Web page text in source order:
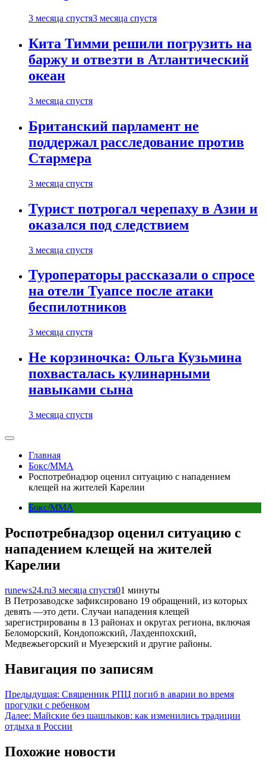
3 месяца спустя3 месяца спустя
Кита Тимми решили погрузить на
баржу и отвезти в Атлантический
океан
3 месяца спустя
Британский парламент не
поддержал расследование против
Стармера
3 месяца спустя
Турист потрогал черепаху в Азии и
оказался под следствием
3 месяца спустя
Туроператоры рассказали о спросе
на отели Туапсе после атаки
беспилотников
3 месяца спустя
Не корзиночка: Ольга Кузьмина
похвасталась кулинарными
навыками сына
3 месяца спустя
Главная
Бокс/MMA
Роспотребнадзор оценил ситуацию с нападением
клещей на жителей Карелии
Бокс/MMA
Роспотребнадзор оценил ситуацию с
нападением клещей на жителей
Карелии
runews24.ru3 месяца спустя01 минуты
В Петрозаводске зафиксировано 19 обращений, из которых
девять —это дети. Случаи нападения клещей
зарегистрированы в 13 районах и округах региона, включая
Беломорский, Кондопожский, Лахденпохский,
Медвежьегорский и Муезерский и другие районы.
Навигация по записям
Предыдущая: Священник РПЦ погиб в аварии во время
прогулки с ребенком
Далее: Майские без шашлыков: как изменились традиции
отдыха в России
Похожие новости